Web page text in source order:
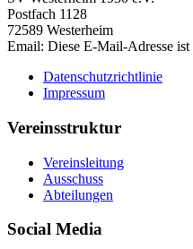
Postfach 1128
72589 Westerheim
Email: Diese E-Mail-Adresse ist
Datenschutzrichtlinie
Impressum
Vereinsstruktur
Vereinsleitung
Ausschuss
Abteilungen
Social Media